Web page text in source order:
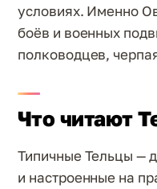
условиях. Именно
боёв и военных
полководцев,
Что читают
Типичные Тельцы —
и настроенные на